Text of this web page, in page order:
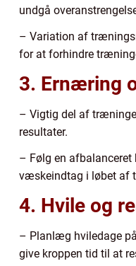
undgå
– Variation af
for at forhindre
3. Ernæring
– Vigtig del af
resultater.
– Følg en
væskeindtag i løbet af
4. Hvile og
– Planlæg hviledage
give kroppen tid til at